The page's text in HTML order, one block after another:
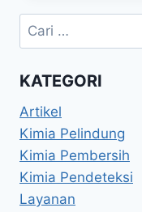
KATEGORI
Artikel
Kimia Pelindung
Kimia Pembersih
Kimia Pendeteksi
Layanan